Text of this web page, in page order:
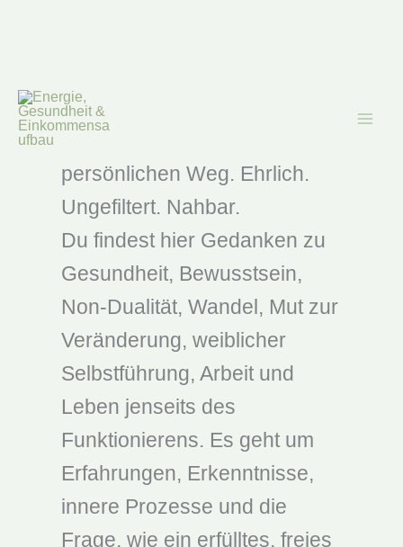
Inhalt
springen Persönlich
persönlichen Weg. Ehrlich.
Ungefiltert. Nahbar.
Du findest hier Gedanken zu
Gesundheit, Bewusstsein,
Non-Dualität, Wandel, Mut zur
Veränderung, weiblicher
Selbstführung, Arbeit und
Leben jenseits des
Funktionierens. Es geht um
Erfahrungen, Erkenntnisse,
innere Prozesse und die
Frage, wie ein erfülltes, freies